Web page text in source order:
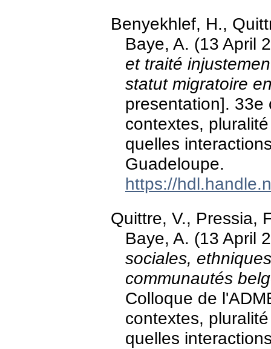
Benyekhlef, H.,
Baye, A. (13 April
et traité
statut migratoire
presentation]. 33e
contextes,
quelles
Guadeloupe.
https://
Quittre, V., Pressia,
Baye, A. (13 April
sociales,
communautés
Colloque de
contextes,
quelles